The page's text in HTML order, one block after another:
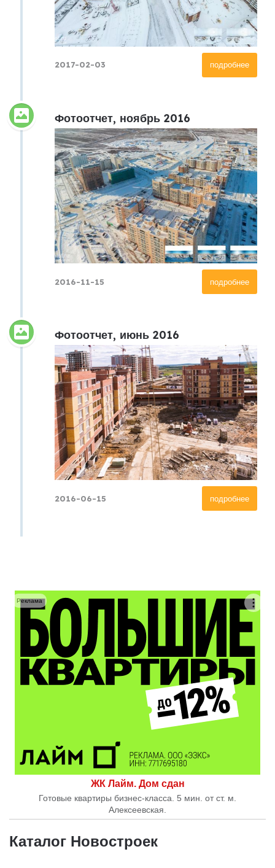
подробнее
2017-02-03
Фотоотчет, ноябрь 2016
подробнее
2016-11-15
Фотоотчет, июнь 2016
подробнее
2016-06-15
ЖК Лайм. Дом сдан
Готовые квартиры бизнес-класса. 5 мин. от ст. м.
Алексеевская.
Реклама
Каталог Новостроек